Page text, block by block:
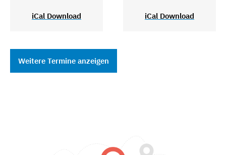
iCal Download iCal Download
Weitere Termine anzeigen